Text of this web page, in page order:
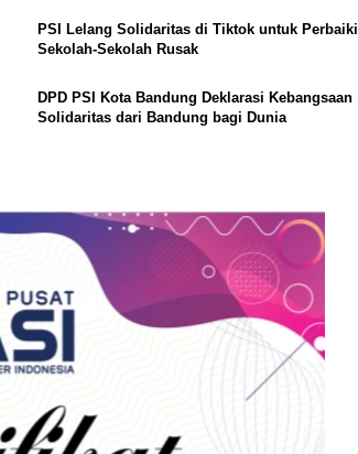
PSI Lelang Solidaritas di Tiktok untuk Perbaiki
Sekolah-Sekolah Rusak
DPD PSI Kota Bandung Deklarasi Kebangsaan
Solidaritas dari Bandung bagi Dunia